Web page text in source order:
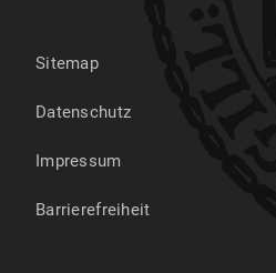
Sitemap
Datenschutz
Impressum
Barrierefreiheit